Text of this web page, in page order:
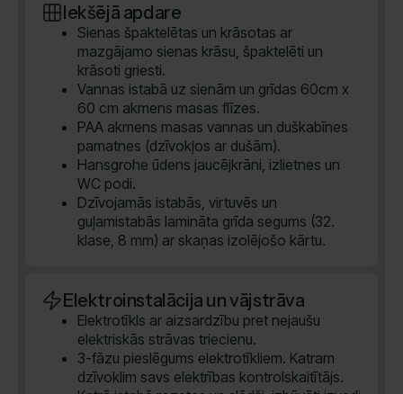
Iekšējā apdare
Sienas špaktelētas un krāsotas ar
mazgājamo sienas krāsu, špaktelēti un
krāsoti griesti.
Vannas istabā uz sienām un grīdas 60cm x
60 cm akmens masas flīzes.
PAA akmens masas vannas un duškabīnes
pamatnes (dzīvokļos ar dušām).
Hansgrohe ūdens jaucējkrāni, izlietnes un
WC podi.
Dzīvojamās istabās, virtuvēs un
guļamistabās lamināta grīda segums (32.
klase, 8 mm) ar skaņas izolējošo kārtu.
Elektroinstalācija un vājstrāva
Elektrotīkls ar aizsardzību pret nejaušu
elektriskās strāvas triecienu.
3-fāzu pieslēgums elektrotīkliem. Katram
dzīvoklim savs elektrības kontrolskaitītājs.